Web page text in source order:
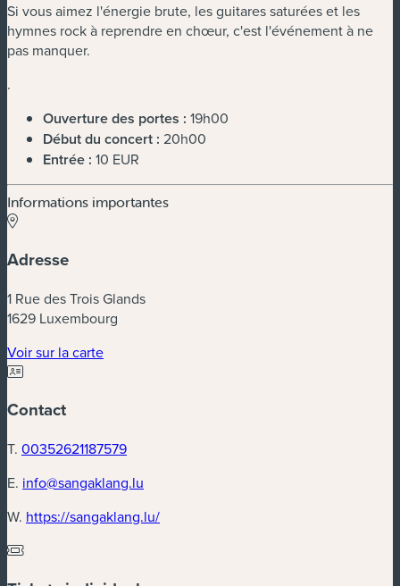
Si vous aimez l'énergie brute, les guitares saturées et les
hymnes rock à reprendre en chœur, c'est l'événement à ne
pas manquer.
.
Ouverture des portes : 19h00
Début du concert : 20h00
Entrée : 10 EUR
Informations importantes
Adresse
1 Rue des Trois Glands
1629 Luxembourg
Voir sur la carte(nouvelle fenêtre)
Contact
T. 00352621187579
E. info@sangaklang.lu
W. https://sangaklang.lu/(nouvelle fenêtre)